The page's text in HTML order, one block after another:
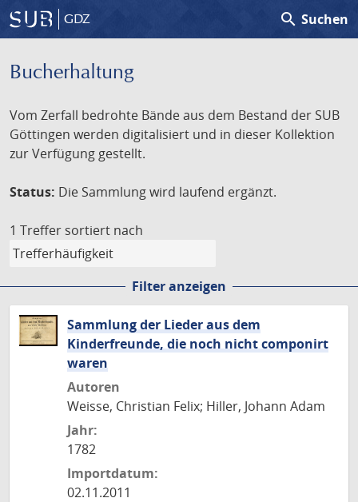
GDZ search Suchen
Bucherhaltung
Vom Zerfall bedrohte Bände aus dem Bestand der SUB
Göttingen werden digitalisiert und in dieser Kollektion
zur Verfügung gestellt.
Status: Die Sammlung wird laufend ergänzt.
1 Treffer sortiert nach
Filter anzeigen
Sammlung der Lieder aus dem
Kinderfreunde, die noch nicht componirt
waren
Autoren
Weisse, Christian Felix; Hiller, Johann Adam
Jahr:
1782
Importdatum:
02.11.2011